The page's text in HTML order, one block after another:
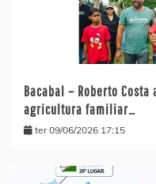
Bacabal – Roberto
agricultura familiar…
ter 09/06/2026 17:15